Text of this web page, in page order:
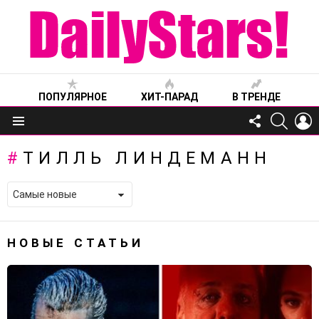
ПОПУЛЯРНОЕ ХИТ-ПАРАД В ТРЕНДЕ
Меню
FOLLOW
US
ТИЛЛЬ ЛИНДЕМАНН
НОВЫЕ СТАТЬИ